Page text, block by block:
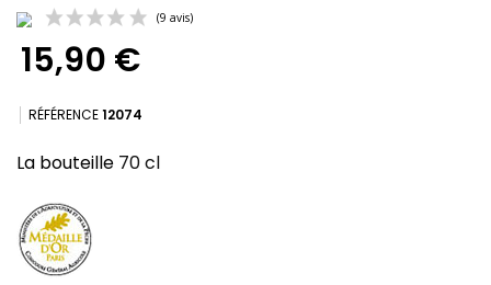
15,90 €
RÉFÉRENCE12074
La bouteille 70 cl